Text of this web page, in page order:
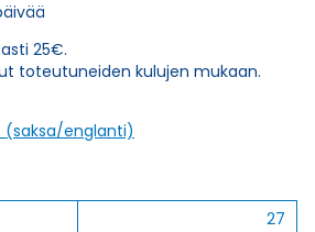
25€.
toteutuneiden kulujen mukaan.
englanti)
27